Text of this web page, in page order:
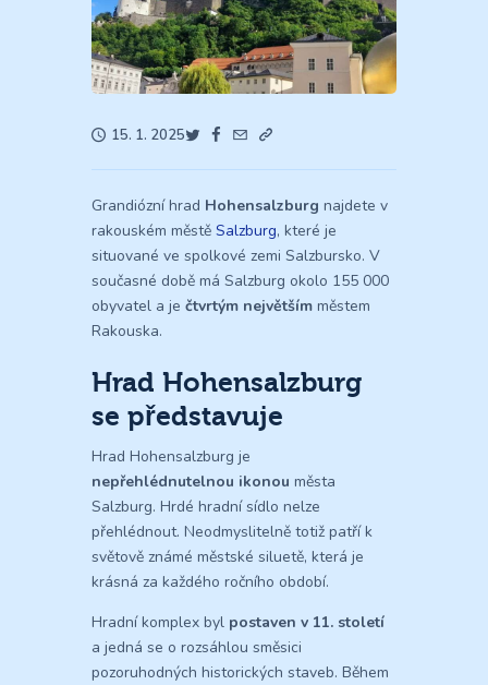
15. 1. 2025
Grandiózní hrad Hohensalzburg najdete v
rakouském městě Salzburg, které je
situované ve spolkové zemi Salzbursko. V
současné době má Salzburg okolo 155 000
obyvatel a je čtvrtým největším městem
Rakouska.
Hrad Hohensalzburg
se představuje
Hrad Hohensalzburg je
nepřehlédnutelnou ikonou města
Salzburg. Hrdé hradní sídlo nelze
přehlédnout. Neodmyslitelně totiž patří k
světově známé městské siluetě, která je
krásná za každého ročního období.
Hradní komplex byl postaven v 11. století
a jedná se o rozsáhlou směsici
pozoruhodných historických staveb. Během